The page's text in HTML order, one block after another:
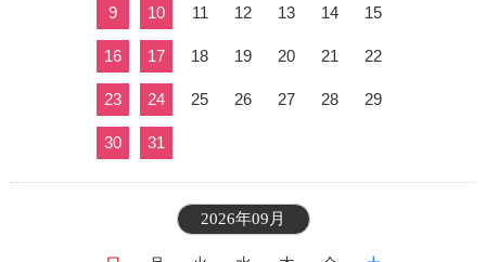
9 10 11 12 13 14 15
16 17 18 19 20 21 22
23 24 25 26 27 28 29
30 31
2026年09月